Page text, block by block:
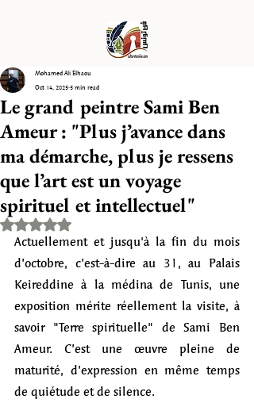
Le grand peintre Sami Ben
Ameur : "Plus j’avance dans
ma démarche, plus je ressens
que l’art est un voyage
spirituel et intellectuel"
Mohamed Ali Elhaou
Oct 14, 20255 min read
Rated NaN out of 5 stars.
Actuellement et jusqu'à la fin du mois
d’octobre, c’est-à-dire au 31, au Palais
Keireddine à la médina de Tunis, une
exposition mérite réellement la visite, à
savoir "Terre spirituelle" de Sami Ben
Ameur. C’est une œuvre pleine de
maturité, d’expression en même temps
de quiétude et de silence.